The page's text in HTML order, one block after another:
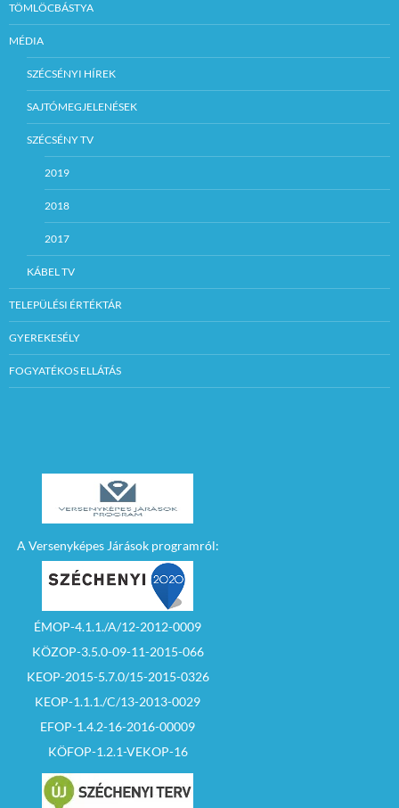
TÖMLÖCBÁSTYA
MÉDIA
SZÉCSÉNYI HÍREK
SAJTÓMEGJELENÉSEK
SZÉCSÉNY TV
2019
2018
2017
KÁBEL TV
TELEPÜLÉSI ÉRTÉKTÁR
GYEREKESÉLY
FOGYATÉKOS ELLÁTÁS
A Versenyképes Járások programról:
ÉMOP-4.1.1./A/12-2012-0009
KÖZOP-3.5.0-09-11-2015-066
KEOP-2015-5.7.0/15-2015-0326
KEOP-1.1.1./C/13-2013-0029
EFOP-1.4.2-16-2016-00009
KÖFOP-1.2.1-VEKOP-16